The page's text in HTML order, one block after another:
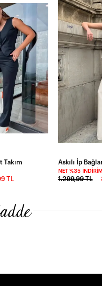
Takım
TL
NET %35 İNDIRIM
1.299,99 TL